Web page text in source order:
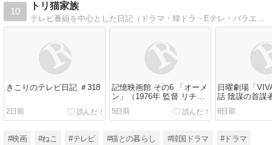
10
トリ猫家族
テレビ番組を中心とした日記（ドラマ・韓ドラ・Eテレ・バラエティ）を書いています。秋ドラマは始めました。韓ドラは『怪物』にハマっています。韓国バラエティもいろいろ。猫記事もあり。
きこりのテレビ日記 ＃318
2日前
記憶映画館 その6 「オーメ
ン」（1976年 監督 リチャ
ード・ドナー）
5日前
日曜劇場「
話 陰謀の首謀
な仲間との対峙
8日前
#映画 #ねこ #テレビ #猫との暮らし #韓国ドラマ #ドラマ